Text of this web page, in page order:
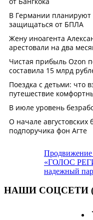
«ГОЛОС
надежный
НАШИ СОЦСЕТИ